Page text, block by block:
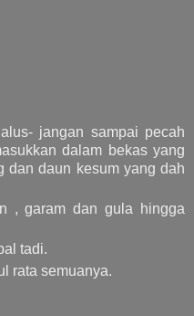
jangan sampai pecah
dalam bekas yang
dan daun kesum yang dah
, garam dan gula hingga
tadi.
rata semuanya.